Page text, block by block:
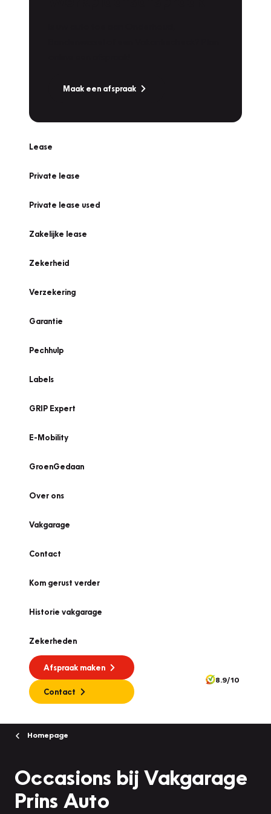
Maak een afspraak
Lease
Private lease
Private lease used
Zakelijke lease
Zekerheid
Verzekering
Garantie
Pechhulp
Labels
GRIP Expert
E-Mobility
GroenGedaan
Over ons
Vakgarage
Contact
Kom gerust verder
Historie vakgarage
Zekerheden
Afspraak maken
Contact
8.9/10
Homepage
Occasions bij Vakgarage
Prins Auto